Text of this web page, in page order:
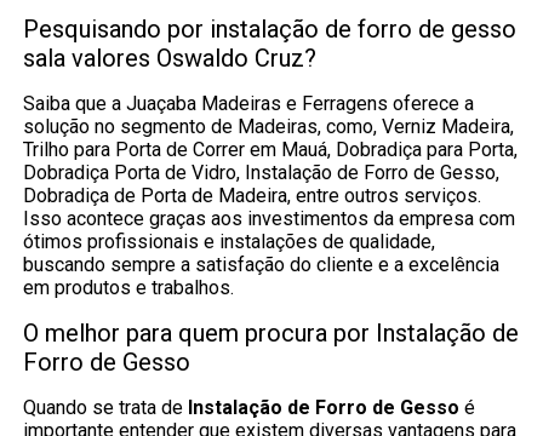
Pesquisando por instalação de forro de gesso
sala valores Oswaldo Cruz?
Saiba que a Juaçaba Madeiras e Ferragens oferece a
solução no segmento de Madeiras, como, Verniz Madeira,
Trilho para Porta de Correr em Mauá, Dobradiça para Porta,
Dobradiça Porta de Vidro, Instalação de Forro de Gesso,
Dobradiça de Porta de Madeira, entre outros serviços.
Isso acontece graças aos investimentos da empresa com
ótimos profissionais e instalações de qualidade,
buscando sempre a satisfação do cliente e a excelência
em produtos e trabalhos.
O melhor para quem procura por Instalação de
Forro de Gesso
Quando se trata de Instalação de Forro de Gesso é
importante entender que existem diversas vantagens para